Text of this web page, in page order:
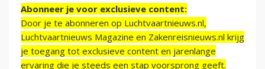
Abonneer je voor exclusieve content:
Door je te abonneren op Luchtvaartnieuws.nl,
Luchtvaartnieuws Magazine en Zakenreisnieuws.nl krijg
je toegang tot exclusieve content en jarenlange
ervaring die je steeds een stap voorsprong geeft.